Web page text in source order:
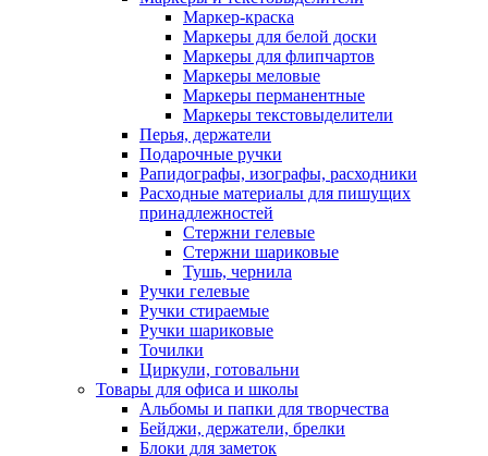
Маркер-краска
Маркеры для белой доски
Маркеры для флипчартов
Маркеры меловые
Маркеры перманентные
Маркеры текстовыделители
Перья, держатели
Подарочные ручки
Рапидографы, изографы, расходники
Расходные материалы для пишущих
принадлежностей
Стержни гелевые
Стержни шариковые
Тушь, чернила
Ручки гелевые
Ручки стираемые
Ручки шариковые
Точилки
Циркули, готовальни
Товары для офиса и школы
Альбомы и папки для творчества
Бейджи, держатели, брелки
Блоки для заметок